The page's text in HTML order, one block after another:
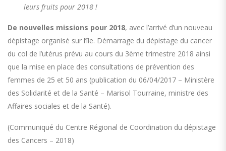
leurs fruits pour 2018 !
De nouvelles missions pour 2018, avec l’arrivé d’un nouveau
dépistage organisé sur l’île. Démarrage du dépistage du cancer
du col de l’utérus prévu au cours du 3ème trimestre 2018 ainsi
que la mise en place des consultations de prévention des
femmes de 25 et 50 ans (publication du 06/04/2017 – Ministère
des Solidarité et de la Santé – Marisol Tourraine, ministre des
Affaires sociales et de la Santé).
(Communiqué du Centre Régional de Coordination du dépistage
des Cancers – 2018)